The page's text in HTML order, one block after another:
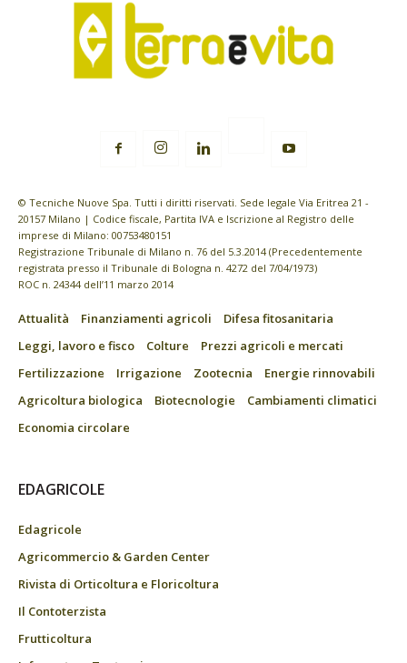
© Tecniche Nuove Spa. Tutti i diritti riservati. Sede legale Via Eritrea 21 -
20157 Milano | Codice fiscale, Partita IVA e Iscrizione al Registro delle
imprese di Milano: 00753480151
Registrazione Tribunale di Milano n. 76 del 5.3.2014 (Precedentemente
registrata presso il Tribunale di Bologna n. 4272 del 7/04/1973)
ROC n. 24344 dell’11 marzo 2014
Attualità Finanziamenti agricoli
Difesa fitosanitaria
Leggi, lavoro e fisco
Colture
Prezzi agricoli e mercati
Fertilizzazione
Irrigazione Zootecnia
Energie rinnovabili
Agricoltura biologica
Biotecnologie
Cambiamenti climatici
Economia circolare
EDAGRICOLE
Edagricole
Agricommercio & Garden Center
Rivista di Orticoltura e Floricoltura
Il Contoterzista
Frutticoltura